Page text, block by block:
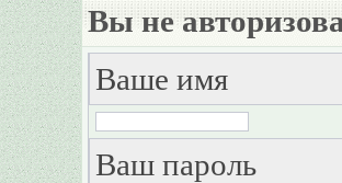
Вы не
Ваше имя
Ваш пароль